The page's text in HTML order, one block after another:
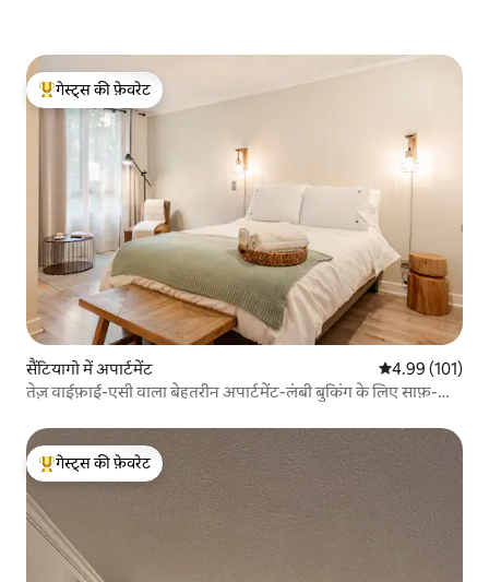
गेस्ट्स का टॉप फ़ेवरेट
गेस्ट्स की फ़ेवरेट
सैंटियागो में अपार्टमेंट औसत रेटिंग 5 में से
4.99 (101)
तेज़ वाईफ़ाई-एसी वाला बेहतरीन अपार्टमेंट-लंबी बुकिंग के लिए साफ़-
गेस्ट्स का टॉप फ़ेवरेट
गेस्ट्स की फ़ेवरेट